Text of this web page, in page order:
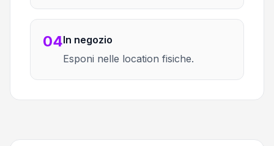
04In negozio
Esponi nelle location fisiche.